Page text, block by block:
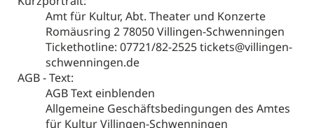
Amt für Kultur, Abt. Theater und Konzerte
Romäusring 2 78050 Villingen-Schwenningen
Tickethotline: 07721/82-2525 tickets@villingen-
schwenningen.de
AGB - Text:
AGB Text einblenden
Allgemeine Geschäftsbedingungen des Amtes
für Kultur Villingen-Schwenningen